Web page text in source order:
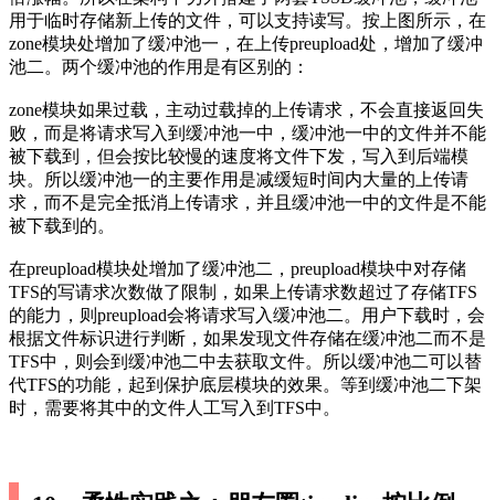
用于临时存储新上传的文件，可以支持读写。按上图所示，在
zone模块处增加了缓冲池一，在上传preupload处，增加了缓冲
池二。两个缓冲池的作用是有区别的：
zone模块如果过载，主动过载掉的上传请求，不会直接返回失
败，而是将请求写入到缓冲池一中，缓冲池一中的文件并不能
被下载到，但会按比较慢的速度将文件下发，写入到后端模
块。所以缓冲池一的主要作用是减缓短时间内大量的上传请
求，而不是完全抵消上传请求，并且缓冲池一中的文件是不能
被下载到的。
在preupload模块处增加了缓冲池二，preupload模块中对存储
TFS的写请求次数做了限制，如果上传请求数超过了存储TFS
的能力，则preupload会将请求写入缓冲池二。用户下载时，会
根据文件标识进行判断，如果发现文件存储在缓冲池二而不是
TFS中，则会到缓冲池二中去获取文件。所以缓冲池二可以替
代TFS的功能，起到保护底层模块的效果。等到缓冲池二下架
时，需要将其中的文件人工写入到TFS中。